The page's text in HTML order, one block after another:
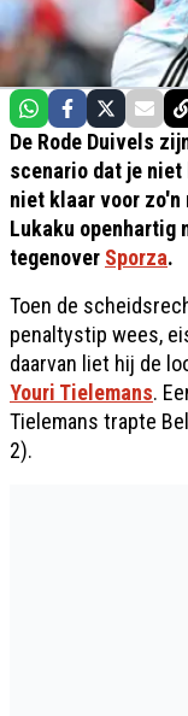
De Rode Duivels
scenario dat je
niet klaar voor zo'n
Lukaku openhartig
tegenover Sporza.
Toen de
penaltystip wees,
daarvan liet hij de
Youri Tielemans.
Tielemans trapte
2).